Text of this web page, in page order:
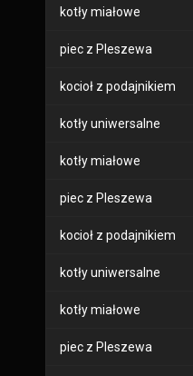
kotły miałowe
piec z Pleszewa
kocioł z podajnikiem
kotły uniwersalne
kotły miałowe
piec z Pleszewa
kocioł z podajnikiem
kotły uniwersalne
kotły miałowe
piec z Pleszewa